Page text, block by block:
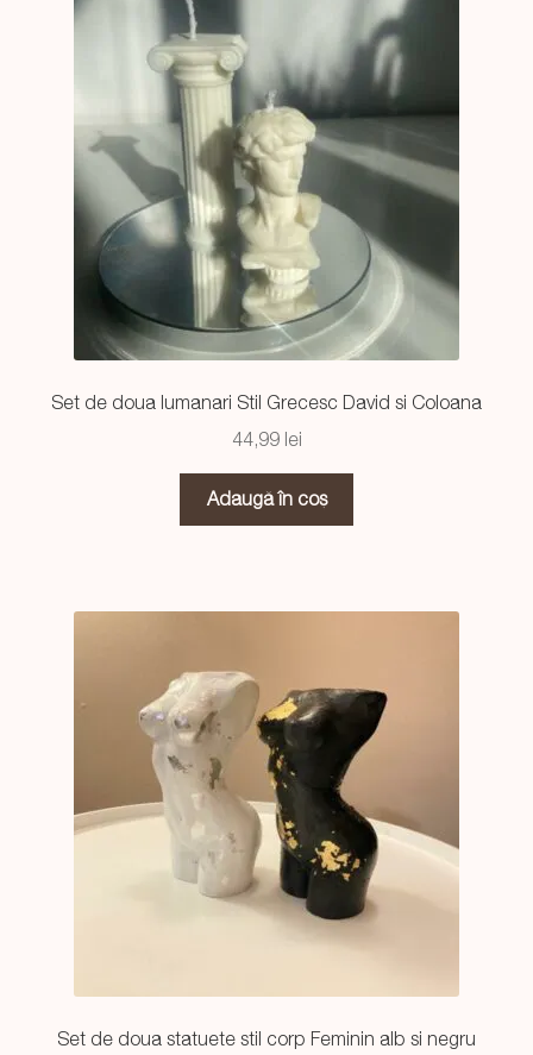
Set de doua lumanari Stil Grecesc David si Coloana
44,99 lei
Adaugă în coș
Set de doua statuete stil corp Feminin alb si negru